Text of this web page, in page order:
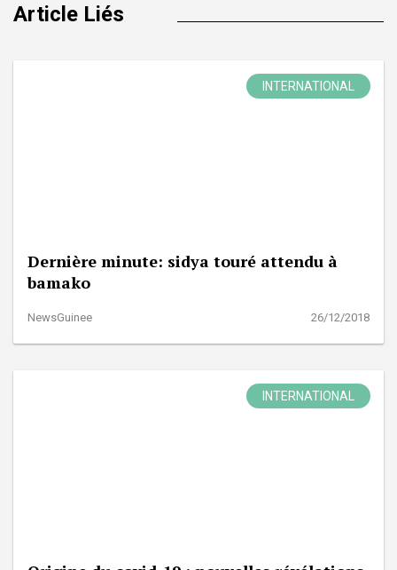
Article Liés
INTERNATIONAL
Dernière minute: sidya touré attendu à
bamako
NewsGuinee 26/12/2018
INTERNATIONAL